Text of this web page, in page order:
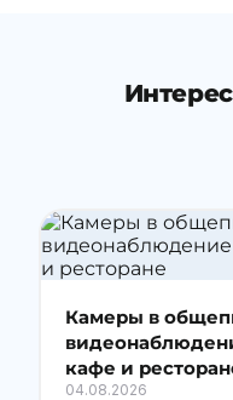
Камеры в
кафе и
04.08.2026